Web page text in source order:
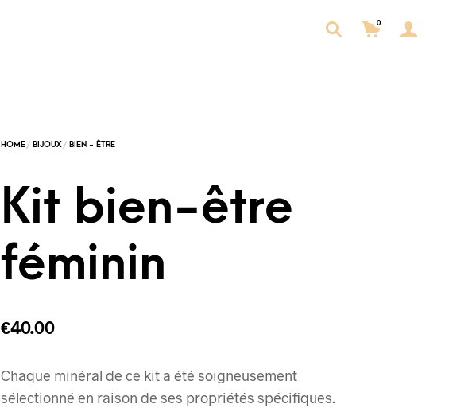
0
Kit bien-être
féminin
€40.00
Chaque minéral de ce kit a été soigneusement
sélectionné en raison de ses propriétés spécifiques.